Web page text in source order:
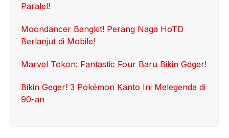
Paralel!
Moondancer Bangkit! Perang Naga HoTD
Berlanjut di Mobile!
Marvel Tokon: Fantastic Four Baru Bikin Geger!
Bikin Geger! 3 Pokémon Kanto Ini Melegenda di
90-an